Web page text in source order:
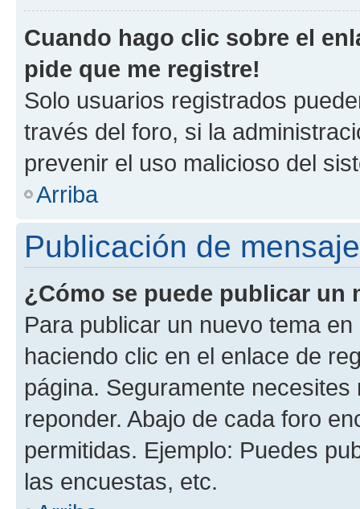
Cuando hago clic sobre el
pide que me registre!
Solo usuarios registrados
través del foro, si la
prevenir el uso malicioso del
Arriba
Publicación de
¿Cómo se puede publicar un
Para publicar un nuevo tema
haciendo clic en el enlace de
página. Seguramente
reponder. Abajo de cada foro
permitidas. Ejemplo: Puedes
las encuestas, etc.